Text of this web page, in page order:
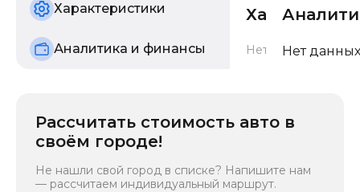
Характеристики
Аналитика и финансы Нет данных о
Нет
Рассчитать стоимость авто в
своём городе!
Не нашли свой город в списке? Напишите нам
— рассчитаем индивидуальный маршрут.